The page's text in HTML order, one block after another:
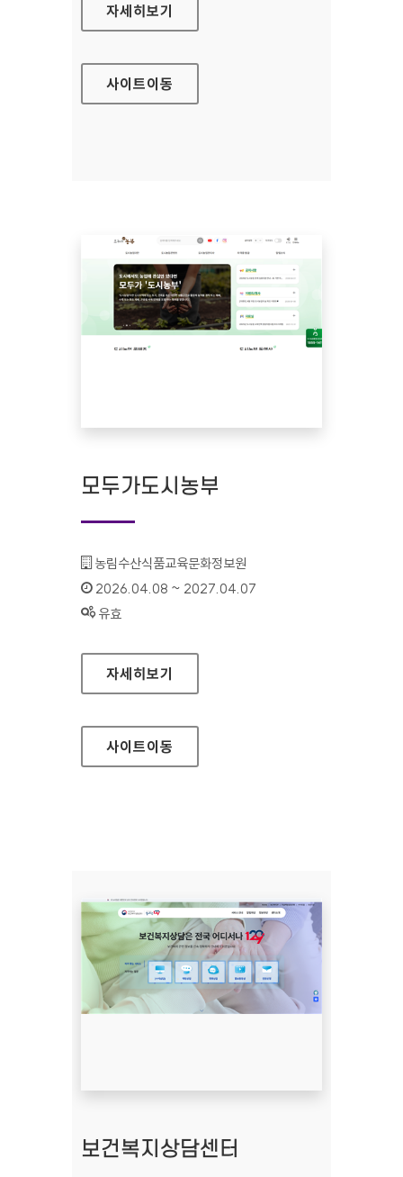
사이버한국외국어대학교
자세히보기
사이트이동
모두가도시농부
기관명 :
농림수산식품교육문화정보원
인증기간 :
2026.04.08 ~ 2027.04.07
상태 :
유효
모두가도시농부
자세히보기
사이트이동
보건복지상담센터